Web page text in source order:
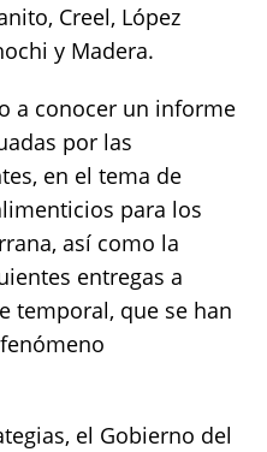
Creel, López
y Madera.
a conocer un informe
por las
en el tema de
para los
así como la
entregas a
temporal, que se han
el Gobierno del